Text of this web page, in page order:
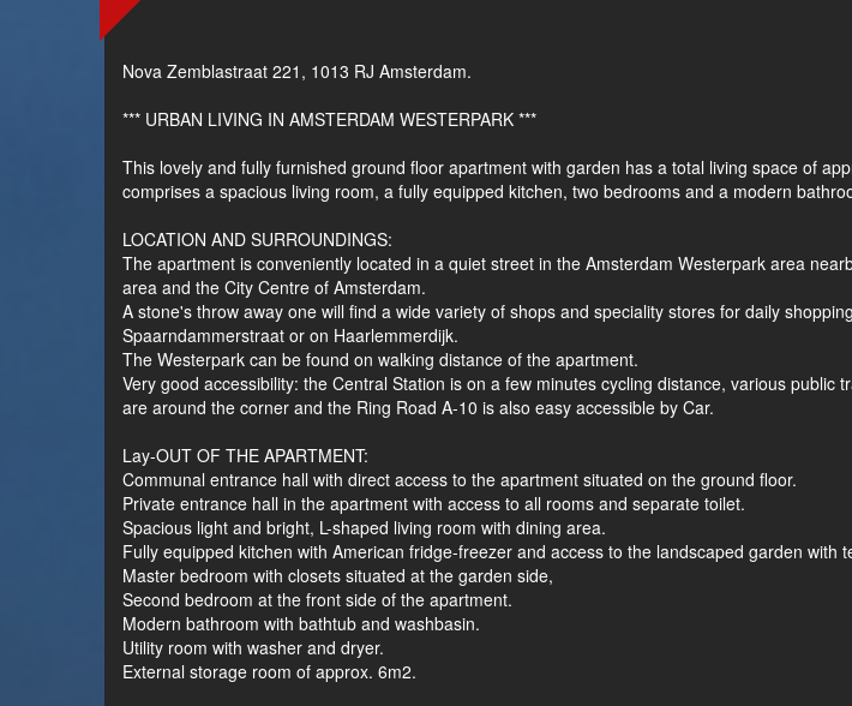
Nova Zemblastraat 221, 1013 RJ Amsterdam.
*** URBAN LIVING IN AMSTERDAM WESTERPARK ***
This lovely and fully furnished ground floor apartment with garden has a total living space of
comprises a spacious living room, a fully equipped kitchen, two bedrooms and a modern
LOCATION AND SURROUNDINGS:
The apartment is conveniently located in a quiet street in the Amsterdam Westerpark area
area and the City Centre of Amsterdam.
A stone's throw away one will find a wide variety of shops and speciality stores for daily
Spaarndammerstraat or on Haarlemmerdijk.
The Westerpark can be found on walking distance of the apartment.
Very good accessibility: the Central Station is on a few minutes cycling distance, various public
are around the corner and the Ring Road A-10 is also easy accessible by Car.
Lay-OUT OF THE APARTMENT:
Communal entrance hall with direct access to the apartment situated on the ground floor.
Private entrance hall in the apartment with access to all rooms and separate toilet.
Spacious light and bright, L-shaped living room with dining area.
Fully equipped kitchen with American fridge-freezer and access to the landscaped garden with
Master bedroom with closets situated at the garden side,
Second bedroom at the front side of the apartment.
Modern bathroom with bathtub and washbasin.
Utility room with washer and dryer.
External storage room of approx. 6m2.